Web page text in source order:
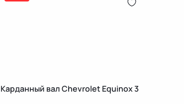
Карданный вал Chevrolet Equinox 3